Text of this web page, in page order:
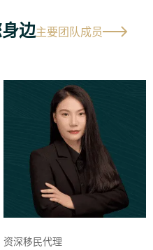
边主要团队成员
资深移民代理